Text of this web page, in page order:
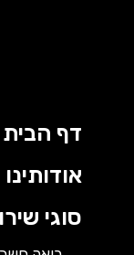
דף הבית
אודותינו
סוגי שירות